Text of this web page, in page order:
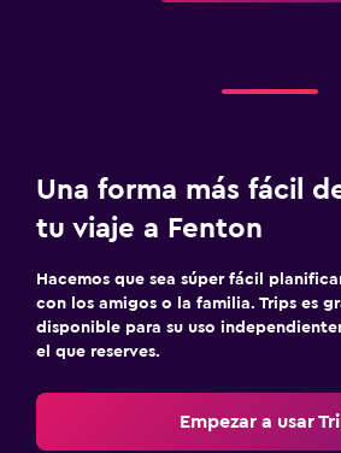
Una forma más fácil
tu viaje a Fenton
Hacemos que sea súper fácil
con los amigos o la familia. Trips es
disponible para su uso
el que reserves.
Empezar a usar